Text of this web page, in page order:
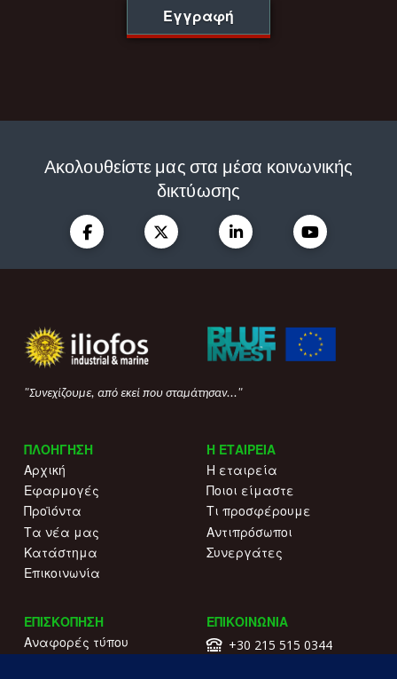
Εγγραφή
Ακολουθείστε μας στα μέσα κοινωνικής
δικτύωσης
"Συνεχίζουμε, από εκεί που σταμάτησαν..."
ΠΛΟΗΓΗΣΗ
Αρχική
Εφαρμογές
Προϊόντα
Τα νέα μας
Κατάστημα
Επικοινωνία
Η ΕΤΑΙΡΕΙΑ
Η εταιρεία
Ποιοι είμαστε
Τι προσφέρουμε
Αντιπρόσωποι
Συνεργάτες
ΕΠΙΣΚΟΠΗΣΗ
Αναφορές τύπου
ΕΠΙΚΟΙΝΩΝΙΑ
+30 215 515 0344